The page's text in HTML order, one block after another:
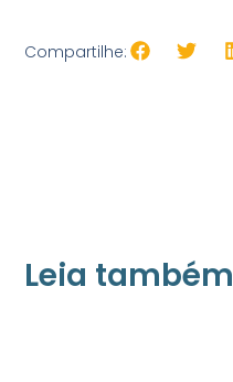
Compartilhe:
Leia também